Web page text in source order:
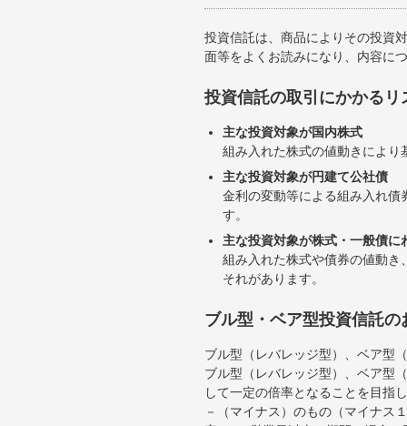
投資信託は、商品によりその投資
面等をよくお読みになり、内容に
投資信託の取引にかかるリ
主な投資対象が国内株式
組み入れた株式の値動きによ
主な投資対象が円建て公社債
金利の変動等による組み入れ
す。
主な投資対象が株式・一般債
組み入れた株式や債券の値動
それがあります。
ブル型・ベア型投資信託
ブル型（レバレッジ型）、ベア型
ブル型（レバレッジ型）、ベア型
して一定の倍率となることを目指
－（マイナス）のもの（マイナス